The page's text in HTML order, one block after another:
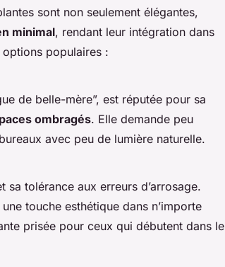
sont non seulement élégantes,
minimal, rendant leur intégration dans
populaires :
de belle-mère”, est réputée pour sa
ombragés. Elle demande peu
avec peu de lumière naturelle.
sa tolérance aux erreurs d’arrosage.
touche esthétique dans n’importe
prisée pour ceux qui débutent dans le